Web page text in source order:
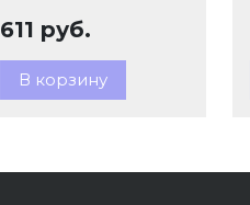
611 руб.
В корзину